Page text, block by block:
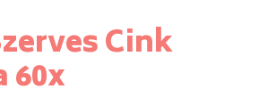
Cink